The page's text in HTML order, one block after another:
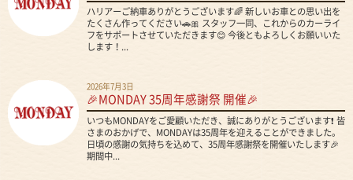
ハリアーご納車ありがとうございます🌈 新しいお車との思い出を
たくさん作ってください🚗🎀 スタッフ一同、これからのカーライ
フをサポートさせていただきます😊 今後ともよろしくお願いいた
します！...
2026年7月3日
🎉MONDAY 35周年感謝祭 開催🎉
いつもMONDAYをご愛顧いただき、誠にありがとうございます❗ 皆
さまのおかげで、MONDAYは35周年を迎えることができました。
日頃の感謝の気持ちを込めて、35周年感謝祭を開催いたします🎉
期間中...